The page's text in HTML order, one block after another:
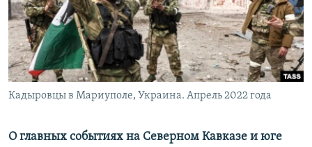
СОЦИАЛЬНЫЕ СЕТИ
Кадыровцы в Мариуполе, Украина. Апрель 2022 года
О главных событиях на Северном Кавказе и юге